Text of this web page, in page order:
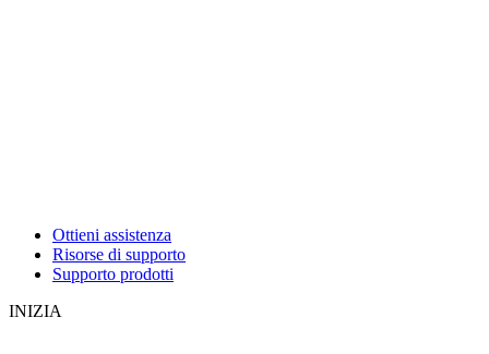
Ottieni assistenza
Risorse di supporto
Supporto prodotti
INIZIA